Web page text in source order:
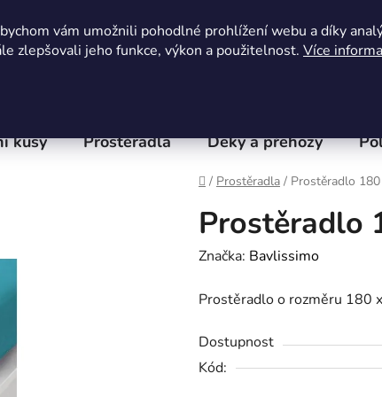
vám umožnili pohodlné prohlížení webu a díky
zlepšovali jeho funkce, výkon a použitelnost. Více
kusy Prostěradla Deky a přehozy
Domů
/ Prostěradla / Prostěradlo
Prostěradlo
Značka: Bavlissimo
Prostěradlo o rozměru 180
Dostupnost
Kód: